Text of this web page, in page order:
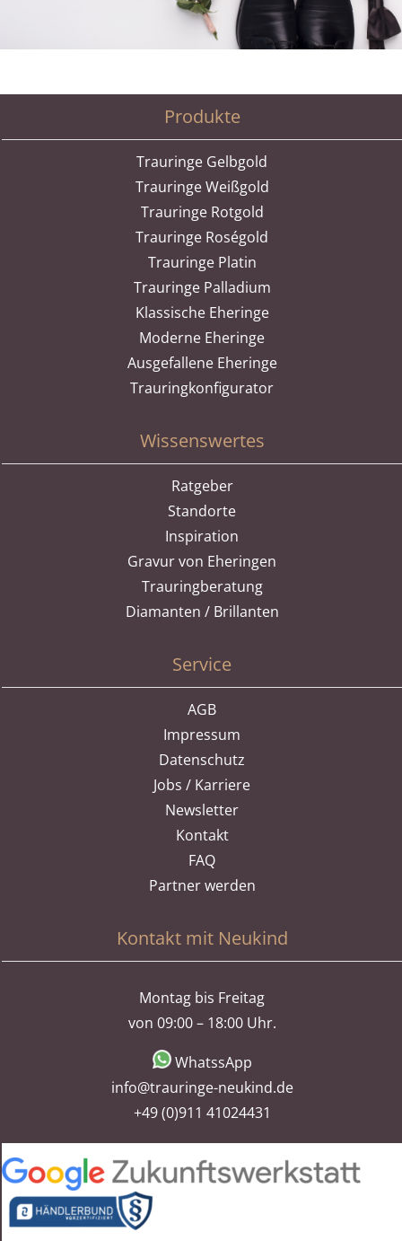
Produkte
Trauringe Gelbgold
Trauringe Weißgold
Trauringe Rotgold
Trauringe Roségold
Trauringe Platin
Trauringe Palladium
Klassische Eheringe
Moderne Eheringe
Ausgefallene Eheringe
Trauringkonfigurator
Wissenswertes
Ratgeber
Standorte
Inspiration
Gravur von Eheringen
Trauringberatung
Diamanten / Brillanten
Service
AGB
Impressum
Datenschutz
Jobs / Karriere
Newsletter
Kontakt
FAQ
Partner werden
Kontakt mit Neukind
Montag bis Freitag
von 09:00 – 18:00 Uhr.
WhatssApp
info@trauringe-neukind.de
+49 (0)911 41024431